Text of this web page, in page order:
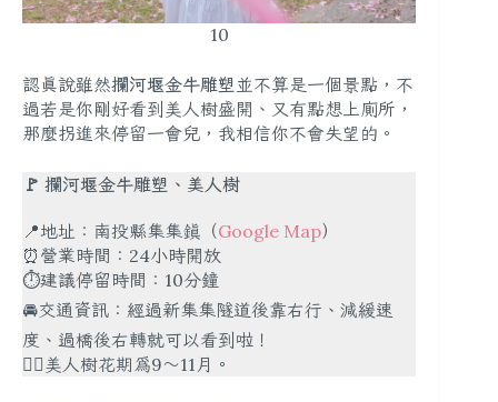
10
認真說雖然攔河堰金牛雕塑 並不算是一個景點，不
過若是你剛好看到美人樹盛開、又有點想上廁所，
那麼拐進來停留一會兒，我相信你不會失望的。
🚩 攔河堰金牛雕塑、美人樹
📍地址：南投縣集集鎮（Google Map）
⏰營業時間：24小時開放
⏱建議停留時間：10分鐘
🚘交通資訊：經過新集集隧道後靠右行、減緩速
度、過橋後右轉就可以看到啦！
✍🏻美人樹花期為9～11月。